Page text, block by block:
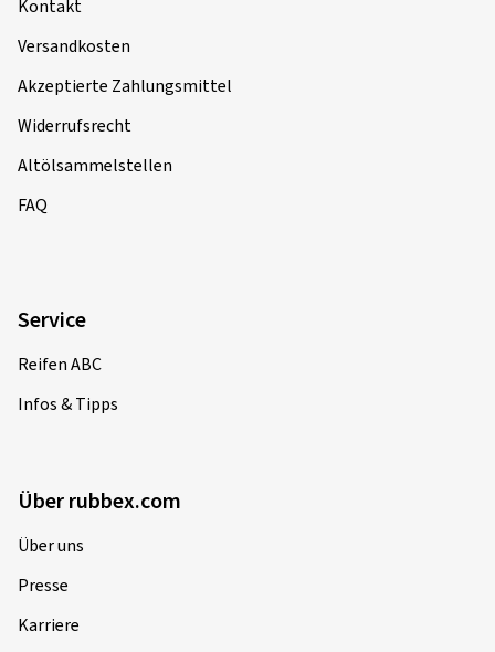
Kontakt
Versandkosten
Akzeptierte Zahlungsmittel
Widerrufsrecht
Altölsammelstellen
FAQ
Service
Reifen ABC
Infos & Tipps
Über rubbex.com
Über uns
Presse
Karriere